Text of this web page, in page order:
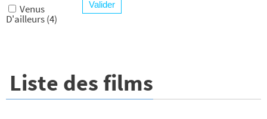
Venus
D'ailleurs (4)
Liste des films